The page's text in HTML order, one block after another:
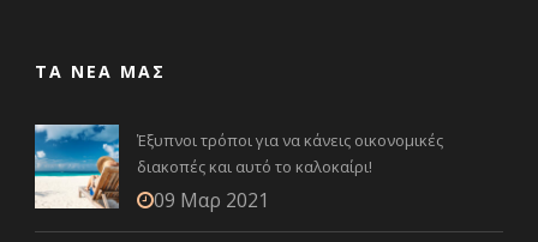
ΤΑ ΝΕΑ ΜΑΣ
Έξυπνοι τρόποι για να κάνεις οικονομικές
διακοπές και αυτό το καλοκαίρι!
09 Μαρ 2021